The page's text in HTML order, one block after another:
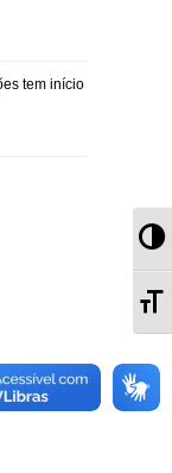
tem início